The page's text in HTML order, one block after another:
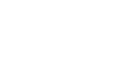
내서 발간
콜 영문 영상 제작